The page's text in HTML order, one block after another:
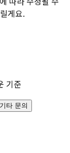
게요.
기준
기타 문의